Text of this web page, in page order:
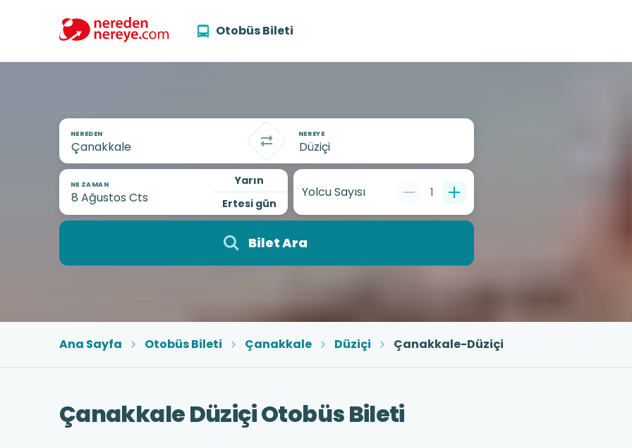
Otobüs Bileti
NEREDEN NEREYE
NE ZAMAN
Yarın
Ertesi gün
Yolcu Sayısı 1
Bilet Ara
Ana Sayfa Otobüs Bileti Çanakkale Düziçi Çanakkale-Düziçi
Çanakkale Düziçi Otobüs Bileti